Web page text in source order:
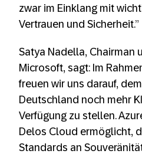
zwar im Einklang mit
Vertrauen und Sicherheit.”
Satya Nadella, Chairman
Microsoft, sagt: Im
freuen wir uns darauf,
Deutschland noch mehr
Verfügung zu stellen.
Delos Cloud ermöglicht,
Standards an